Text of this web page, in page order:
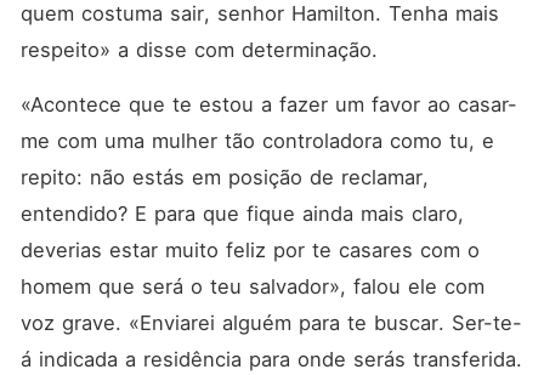
quem costuma sair, senhor Hamilton. Tenha mais
respeito» a disse com determinação.
«Acontece que te estou a fazer um favor ao casar-
me com uma mulher tão controladora como tu, e
repito: não estás em posição de reclamar,
entendido? E para que fique ainda mais claro,
deverias estar muito feliz por te casares com o
homem que será o teu salvador», falou ele com
voz grave. «Enviarei alguém para te buscar. Ser-te-
á indicada a residência para onde serás transferida.